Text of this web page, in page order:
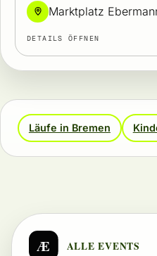
Marktplatz
DETAILS ÖFFNEN
Läufe in Bremen
Æ ALLE EVENTS